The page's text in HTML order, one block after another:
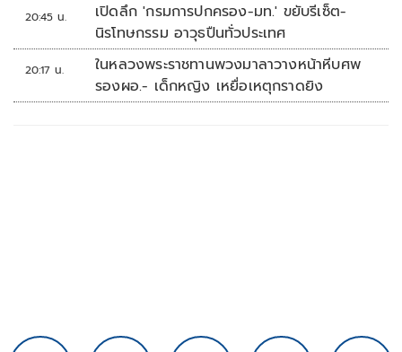
20:45 น.
เปิดลึก 'กรมการปกครอง-มท.' ขยับรีเซ็ต-
นิรโทษกรรม อาวุธปืนทั่วประเทศ
20:17 น.
ในหลวงพระราชทานพวงมาลาวางหน้าหีบศพ
รองผอ.- เด็กหญิง เหยื่อเหตุกราดยิง